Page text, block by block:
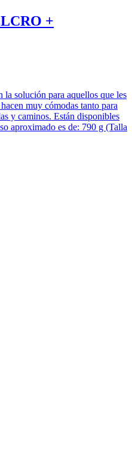
+
solución para aquellos que les
muy cómodas tanto para
y caminos. Están disponibles
aproximado es de: 790 g (Talla